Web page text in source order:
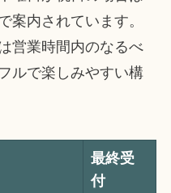
案内されています。
営業時間内のなるべ
ルで楽しみやすい構
最終受
付